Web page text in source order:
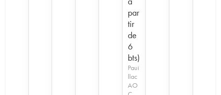
par
tir
de
6
bts)
Paui
llac
AO